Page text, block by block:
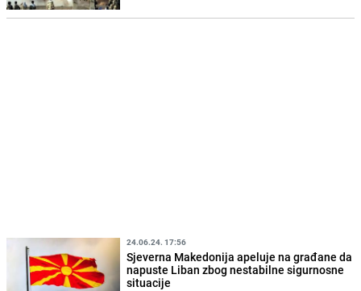
24.06.24. 17:56
Sjeverna Makedonija apeluje na građane da
napuste Liban zbog nestabilne sigurnosne
situacije